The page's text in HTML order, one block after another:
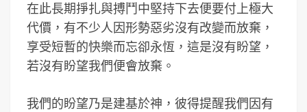
在此長期掙扎與搏鬥中堅持下去便要付上極大
代價，有不少人因形勢惡劣沒有改變而放棄，
享受短暫的快樂而忘卻永恆，這是沒有盼望，
若沒有盼望我們便會放棄。
我們的盼望乃是建基於神，彼得提醒我們因有